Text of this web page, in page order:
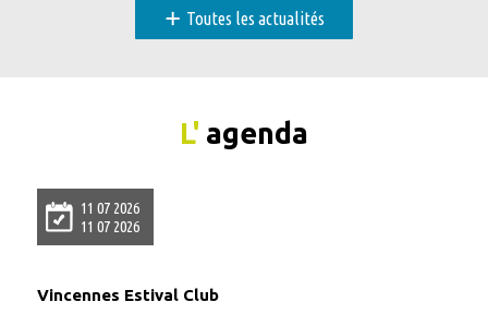
+ Toutes les actualités
L' agenda
11 07 2026
11 07 2026
Vincennes Estival Club